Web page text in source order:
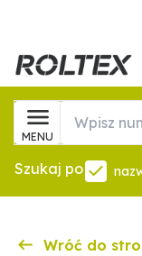
MENU
Szukaj po
Wróć do